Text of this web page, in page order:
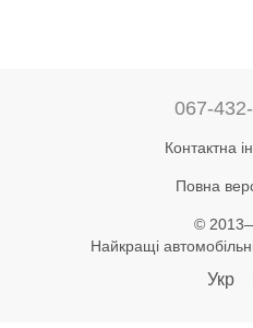
067-
Контактна
Повна
©
Найкращі
Укр